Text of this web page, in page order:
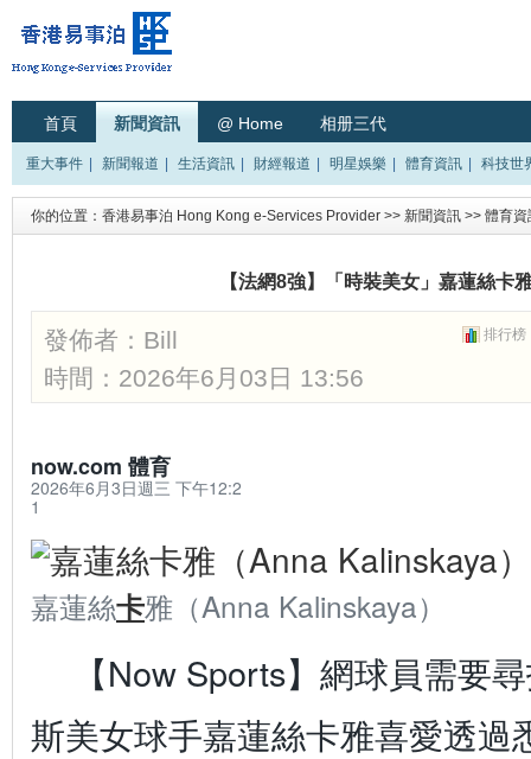
首頁 新聞資訊 @ Home 相册三代
重大事件 新聞報道 生活資訊 財經報道 明星娛樂 體育資訊 科技世
你的位置： 香港易事泊 Hong Kong e-Services Provider >> 新聞資訊 >> 體育資
【法網8強】「時裝美女」嘉蓮絲卡
排行榜
發佈者： Bill
時間：2026年6月03日 13:56
now.com 體育
2026年6月3日週三 下午12:2
1
嘉蓮絲卡雅（Anna Kalinskaya）
【Now Sports】網球員需要
斯美女球手嘉蓮絲卡雅喜愛透過